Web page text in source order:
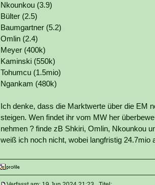
Nkounkou (3.9)
Bülter (2.5)
Baumgartner (5.2)
Omlin (2.4)
Meyer (400k)
Kaminski (550k)
Tohumcu (1.5mio)
Ngankam (480k)
Ich denke, dass die Marktwerte über die EM
steigen. Wen findet ihr vom MW her
nehmen ? finde zB Shkiri, Omlin, Nkounkou
weiß ich noch nicht, wobei langfristig 24.7mio